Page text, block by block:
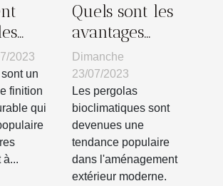
2023
un
finition
qui
à...
Quels sont les
avantages
d’une pergola
bioclimatique
?
Dimanche
23/07/2023
Les pergolas
bioclimatiques sont
devenues une
tendance populaire
dans l'aménagement
extérieur moderne.